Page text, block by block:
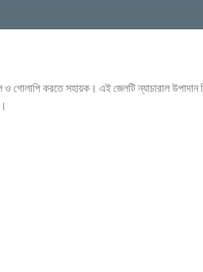
গোলাপি করতে সহায়ক। এই জেলটি ন্যাচারাল